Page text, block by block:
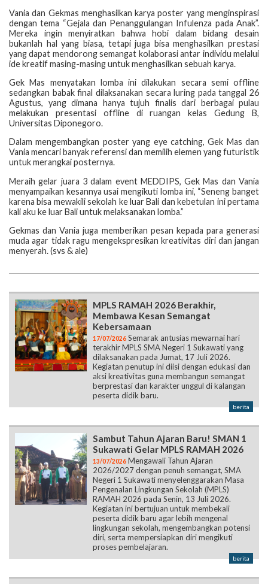
Vania dan Gekmas menghasilkan karya poster yang menginspirasi
dengan tema “Gejala dan Penanggulangan Infulenza pada Anak”.
Mereka ingin menyiratkan bahwa hobi dalam bidang desain
bukanlah hal yang biasa, tetapi juga bisa menghasilkan prestasi
yang dapat mendorong semangat kolaborasi antar individu melalui
ide kreatif masing-masing untuk menghasilkan sebuah karya.
Gek Mas menyatakan lomba ini dilakukan secara semi offline
sedangkan babak final dilaksanakan secara luring pada tanggal 26
Agustus, yang dimana hanya tujuh finalis dari berbagai pulau
melakukan presentasi offline di ruangan kelas Gedung B,
Universitas Diponegoro.
Dalam mengembangkan poster yang eye catching, Gek Mas dan
Vania mencari banyak referensi dan memilih elemen yang futuristik
untuk merangkai posternya.
Meraih gelar juara 3 dalam event MEDDIPS, Gek Mas dan Vania
menyampaikan kesannya usai mengikuti lomba ini, “Seneng banget
karena bisa mewakili sekolah ke luar Bali dan kebetulan ini pertama
kali aku ke luar Bali untuk melaksanakan lomba.”
Gekmas dan Vania juga memberikan pesan kepada para generasi
muda agar tidak ragu mengekspresikan kreativitas diri dan jangan
menyerah. (svs & ale)
MPLS RAMAH 2026 Berakhir,
Membawa Kesan Semangat
Kebersamaan
17/07/2026 Semarak antusias mewarnai hari
terakhir MPLS SMA Negeri 1 Sukawati yang
dilaksanakan pada Jumat, 17 Juli 2026.
Kegiatan penutup ini diisi dengan edukasi dan
aksi kreativitas guna membangun semangat
berprestasi dan karakter unggul di kalangan
peserta didik baru.
berita
Sambut Tahun Ajaran Baru! SMAN 1
Sukawati Gelar MPLS RAMAH 2026
13/07/2026 Mengawali Tahun Ajaran
2026/2027 dengan penuh semangat, SMA
Negeri 1 Sukawati menyelenggarakan Masa
Pengenalan Lingkungan Sekolah (MPLS)
RAMAH 2026 pada Senin, 13 Juli 2026.
Kegiatan ini bertujuan untuk membekali
peserta didik baru agar lebih mengenal
lingkungan sekolah, mengembangkan potensi
diri, serta mempersiapkan diri mengikuti
proses pembelajaran.
berita